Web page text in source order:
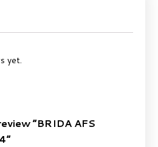
yet.
“BRIDA AFS